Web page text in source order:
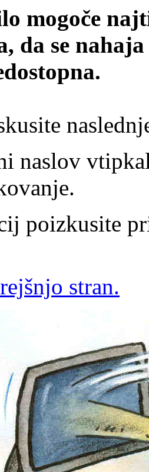
mogoče
da se
naslov
poizkusite
stran.